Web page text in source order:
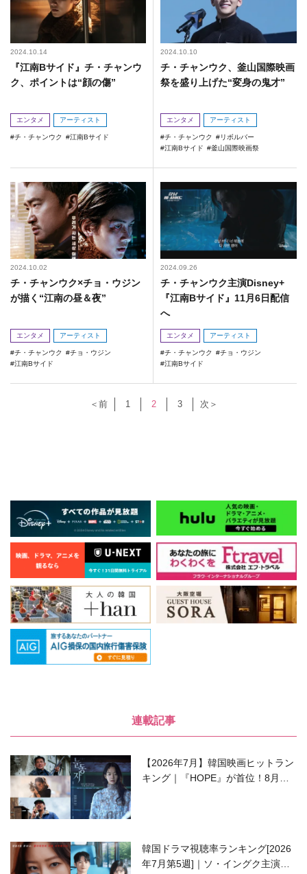
2024.10.14
『江南Bサイド』チ・チャンウ
ク、ポイントは“顔の傷”
エンタメ アーティスト
チ・チャンウク 江南Bサイド
2024.10.10
チ・チャンウク、釜山国際映画
祭を盛り上げた“変身の鬼才”
エンタメ アーティスト
チ・チャンウク
リボルバー
江南Bサイド
釜山国際映画祭
2024.10.02
チ・チャンウク×チョ・ウジン
が描く“江南の昼＆夜”
エンタメ アーティスト
チ・チャンウク
チョ・ウジン
江南Bサイド
2024.09.26
チ・チャンウク主演Disney+
『江南Bサイド』11月6日配信
へ
エンタメ アーティスト
チ・チャンウク
チョ・ウジン
江南Bサイド
＜前 1 2 3 次＞
連載記事
【2026年7月】韓国映画ヒットラン
キング｜『HOPE』が首位！8月公
韓国ドラマ視聴率ランキング[2026
年7月第5週]｜ソ・イングク主演の